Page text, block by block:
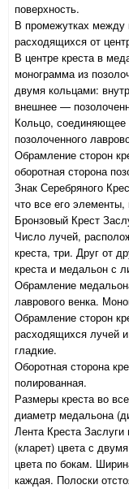
поверхность.
В промежутках между
расходящихся от
В центре креста в
монограмма из
двумя кольцами:
внешнее —
Кольцо, соединяющее
позолоченного
Обрамление сторон
оборотная сторона
Знак Серебряного
что все его
Бронзовый Крест
Число лучей,
креста, три. Друг от
креста и медальон с
Обрамление
лаврового венка.
Обрамление сторон
расходящихся лучей
гладкие.
Оборотная сторона
полированная.
Размеры креста во
диаметр медальона
Лента Креста
(кларет) цвета с
цвета по бокам.
каждая. Полоски